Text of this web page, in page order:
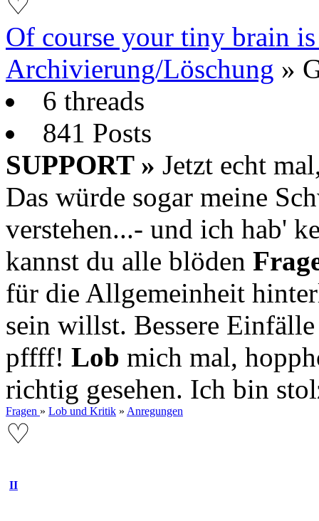
Of course your tiny brain
Archivierung/Löschung »
6 threads
841 Posts
SUPPORT » Jetzt echt
Das würde sogar meine
verstehen...- und ich hab'
kannst du alle blöden
für die Allgemeinheit
sein willst. Bessere
pffff! Lob mich mal,
richtig gesehen. Ich bin
Fragen » Lob und Kritik » Anregungen
♡
II